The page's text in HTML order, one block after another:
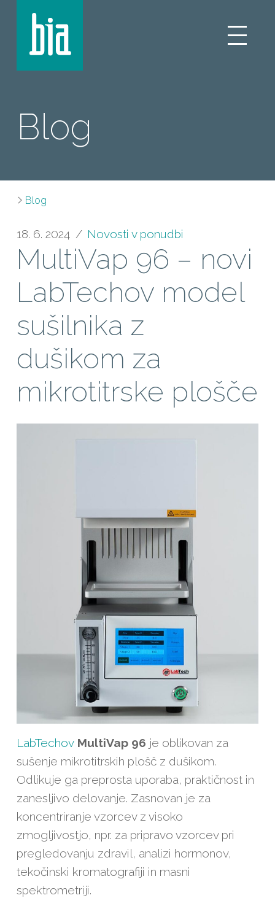
Blog
Blog
18. 6. 2024 Novosti v ponudbi
MultiVap 96 – novi
LabTechov model
sušilnika z
dušikom za
mikrotitrske plošče
LabTechov MultiVap 96 je oblikovan za
sušenje mikrotitrskih plošč z dušikom.
Odlikuje ga preprosta uporaba, praktičnost in
zanesljivo delovanje. Zasnovan je za
koncentriranje vzorcev z visoko
zmogljivostjo, npr. za pripravo vzorcev pri
pregledovanju zdravil, analizi hormonov,
tekočinski kromatografiji in masni
spektrometriji.